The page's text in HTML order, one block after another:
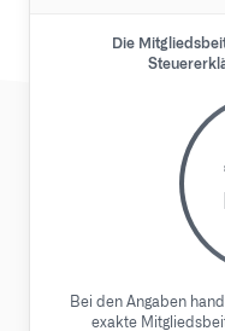
Die
Bei den Angaben
exakte